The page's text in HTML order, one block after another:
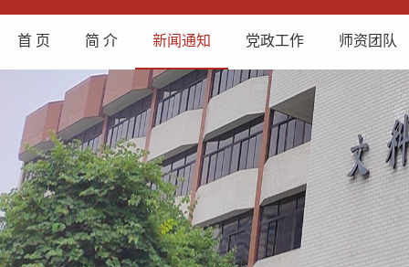
首 页 简 介 新闻通知 党政工作 师资团队